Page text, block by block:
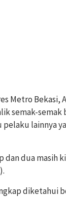
Metro Bekasi,
semak-
lainnya
dua masih
diketahui